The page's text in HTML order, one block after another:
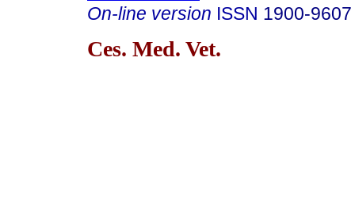
On-line version ISSN 1900-9607
Ces. Med. Vet.